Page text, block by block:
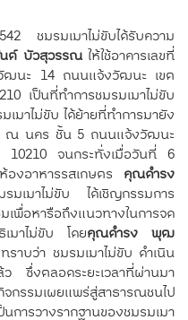
ชมรมเมาไม่ขับได้รับความ
ต์ บัวสุวรรณให้ใช้อาคารเลขที่
ฒนะ 14 ถนนแจ้งวัฒนะ เขต
เป็นที่ทำการชมรมเมาไม่ขับ
เมาไม่ขับ ได้ย้ายที่ทำการมายัง
ณ นคร ชั้น 5 ถนนแจ้งวัฒนะ
10210 จนกระทั่งเมื่อวันที่ 6
งอาหารรสเกษตร คุณดำรง
มเมาไม่ขับ ได้เชิญกรรมการ
เพื่อหารือถึงแนวทางในการจด
มาไม่ขับ โดยคุณดำรง พุฒ
ราบว่า ชมรมเมาไม่ขับ ดำเนิน
งตลอดระยะเวลาที่ผ่านมา
กรรมเผยแพร่สู่สาธารณชนไป
การวางรากฐานของชมรมเมา